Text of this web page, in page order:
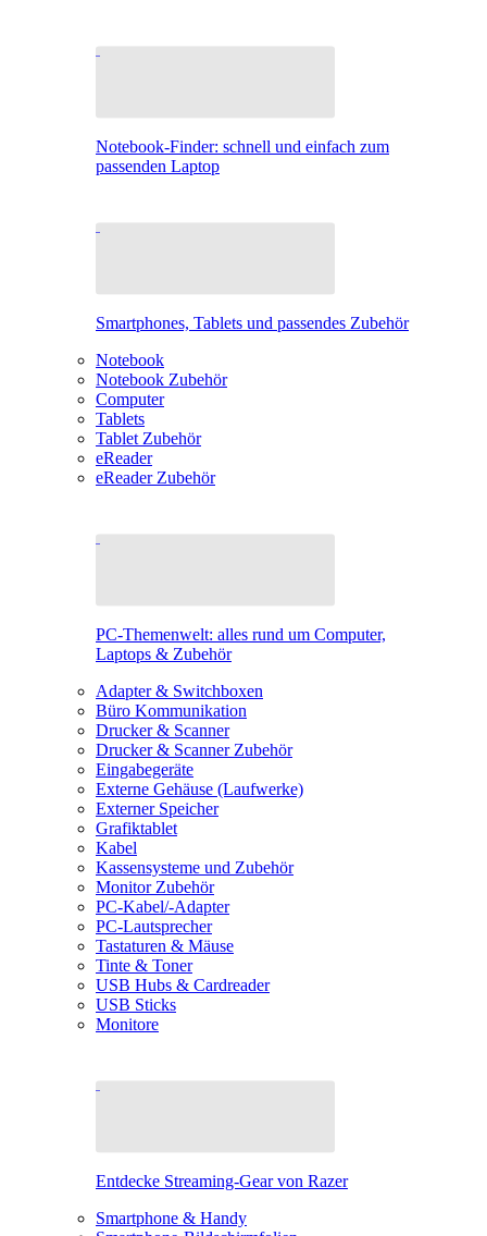
Notebook-Finder: schnell und einfach zum
passenden Laptop
Smartphones, Tablets und passendes Zubehör
Notebook
Notebook Zubehör
Computer
Tablets
Tablet Zubehör
eReader
eReader Zubehör
PC-Themenwelt: alles rund um Computer,
Laptops & Zubehör
Adapter & Switchboxen
Büro Kommunikation
Drucker & Scanner
Drucker & Scanner Zubehör
Eingabegeräte
Externe Gehäuse (Laufwerke)
Externer Speicher
Grafiktablet
Kabel
Kassensysteme und Zubehör
Monitor Zubehör
PC-Kabel/-Adapter
PC-Lautsprecher
Tastaturen & Mäuse
Tinte & Toner
USB Hubs & Cardreader
USB Sticks
Monitore
Entdecke Streaming-Gear von Razer
Smartphone & Handy